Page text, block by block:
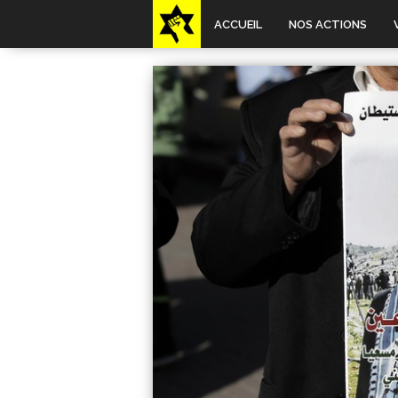
ACCUEIL NOS ACTIONS